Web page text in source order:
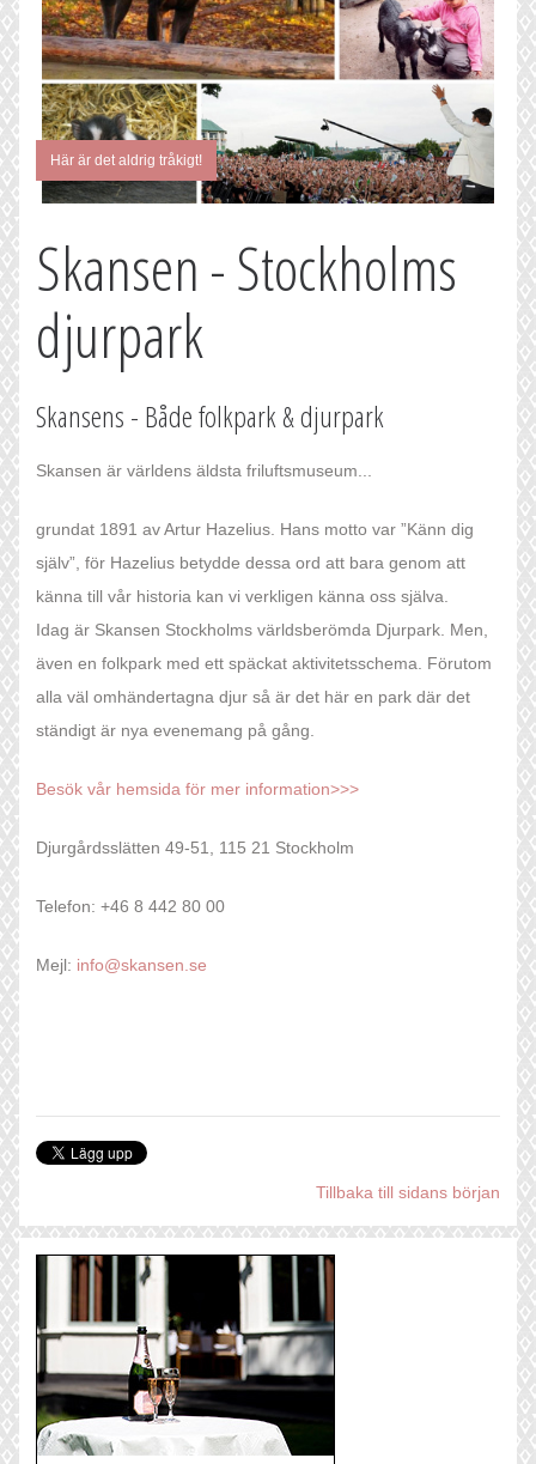
Här är det aldrig tråkigt!
Skansen - Stockholms
djurpark
Skansens - Både folkpark & djurpark
Skansen är världens äldsta friluftsmuseum...
grundat 1891 av Artur Hazelius. Hans motto var ”Känn dig
själv”, för Hazelius betydde dessa ord att bara genom att
känna till vår historia kan vi verkligen känna oss själva.
Idag är Skansen Stockholms världsberömda Djurpark. Men,
även en folkpark med ett späckat aktivitetsschema. Förutom
alla väl omhändertagna djur så är det här en park där det
ständigt är nya evenemang på gång.
Besök vår hemsida för mer information>>>
Djurgårdsslätten 49-51, 115 21 Stockholm
Telefon: +46 8 442 80 00
Mejl: info@skansen.se
Tillbaka till sidans början